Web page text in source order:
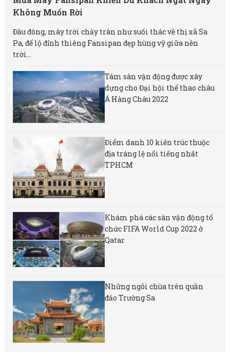
Không Muốn Rời
Đầu đông, mây trời chảy tràn như suối thác về thị xã Sa
Pa, để lộ đỉnh thiêng Fansipan đẹp hùng vỹ giữa nền
trời...
Tám sân vận động được xây
dựng cho Đại hội thể thao châu
Á Hàng Châu 2022
Điểm danh 10 kiến trúc thuộc
địa tráng lệ nổi tiếng nhất
TPHCM
Khám phá các sân vận động tổ
chức FIFA World Cup 2022 ở
Qatar
Những ngôi chùa trên quần
đảo Trường Sa